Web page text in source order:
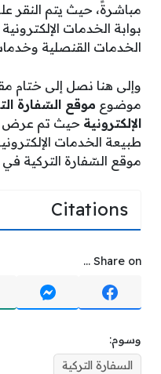
مباشرةً، حيث يتم النقر
بوابة الخدمات
الخدمات القنصلية
وإلى هنا نصل إلى ختام
موضوع موقع السّفارة
الإلكترونية حيث تم عرض
طبيعة الخدمات
موقع السّفارة التركية في
Citations
Share on ...
وسوم:
السفارة التركية